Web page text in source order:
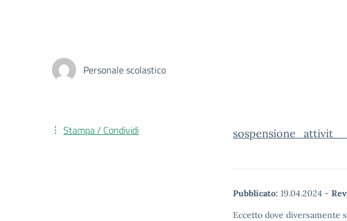
Personale scolastico
Pubblicato: 19.04.2024 -
Eccetto dove diversamente
Stampa / Condividi